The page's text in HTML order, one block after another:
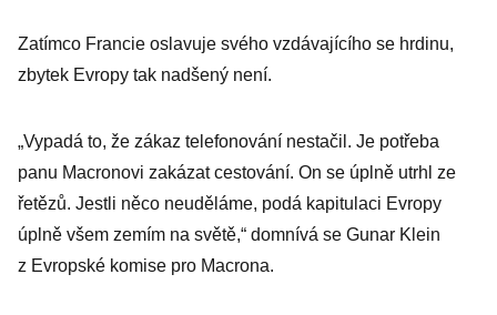
Zatímco Francie oslavuje svého vzdávajícího se hrdinu,
zbytek Evropy tak nadšený není.
„Vypadá to, že zákaz telefonování nestačil. Je potřeba
panu Macronovi zakázat cestování. On se úplně utrhl ze
řetězů. Jestli něco neuděláme, podá kapitulaci Evropy
úplně všem zemím na světě,“ domnívá se Gunar Klein
z Evropské komise pro Macrona.